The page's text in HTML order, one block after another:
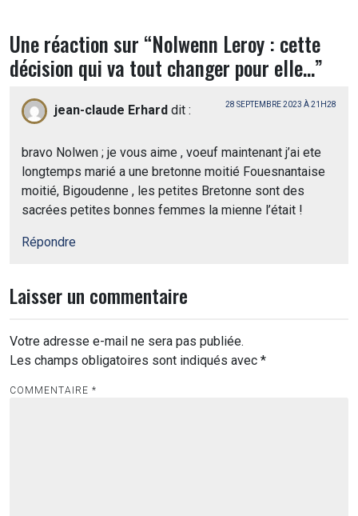
Une réaction sur “Nolwenn Leroy : cette
décision qui va tout changer pour elle…”
jean-claude Erhard dit : 28 SEPTEMBRE 2023 À 21H28
bravo Nolwen ; je vous aime , voeuf maintenant j’ai ete
longtemps marié a une bretonne moitié Fouesnantaise
moitié, Bigoudenne , les petites Bretonne sont des
sacrées petites bonnes femmes la mienne l’était !
Répondre
Laisser un commentaire
Votre adresse e-mail ne sera pas publiée.
Les champs obligatoires sont indiqués avec *
COMMENTAIRE *